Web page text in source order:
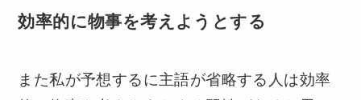
効率的に物事を考えようとする
また私が予想するに主語が省略する人は効率